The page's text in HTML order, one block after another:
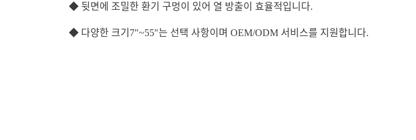
◆ 뒷면에 조밀한 환기 구멍이 있어 열 방출이 효율적입니다.
◆ 다양한 크기 7"~55"는 선택 사항이며 OEM/ODM 서비스를 지원합니다.